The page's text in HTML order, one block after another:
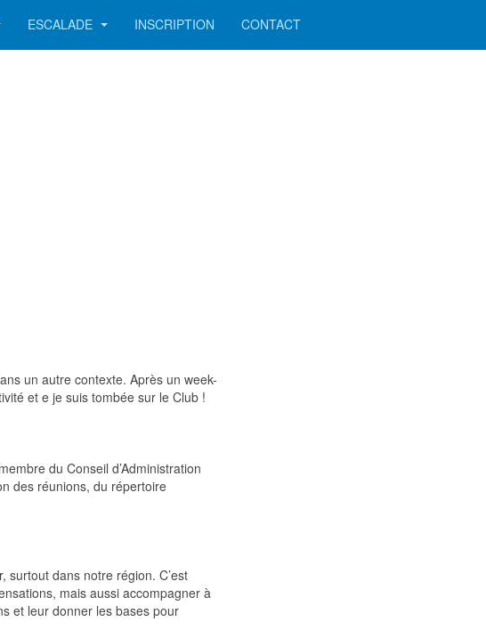
ESCALADE INSCRIPTION CONTACT
un autre contexte. Après un week-
et e je suis tombée sur le Club !
du Conseil d’Administration
des réunions, du répertoire
surtout dans notre région. C’est
mais aussi accompagner à
et leur donner les bases pour